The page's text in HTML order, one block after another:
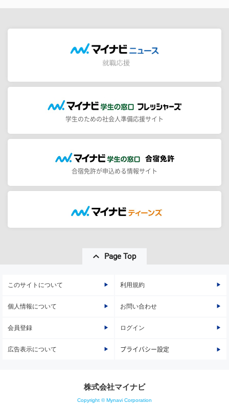
学生のための社会人準備応援サイト
合宿免許が申込める情報サイト
Page Top
このサイトについて 利用規約
個人情報について お問い合わせ
会員登録 ログイン
広告表示について プライバシー設定
株式会社マイナビ
Copyright © Mynavi Corporation